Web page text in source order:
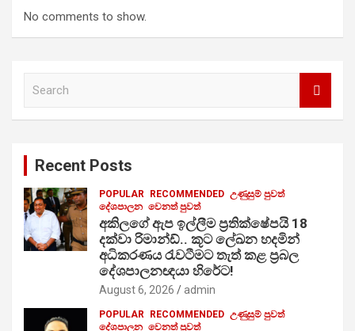
No comments to show.
Recent Posts
POPULAR RECOMMENDED උණුසුම් පුවත්
දේශපාලන වෙනත් පුවත්
අකිලගේ ඇප ඉල්ලීම ප්‍රතික්ෂේපයි 18
දක්වා රිමාන්ඩ්.. කූට ලේඛන හදමින්
අධිකරණය රැවටීමට තැත් කළ ප්‍රබල
දේශපාලනඥයා හිරේට!
August 6, 2026 admin
POPULAR RECOMMENDED උණුසුම් පුවත්
දේශපාලන වෙනත් පුවත්